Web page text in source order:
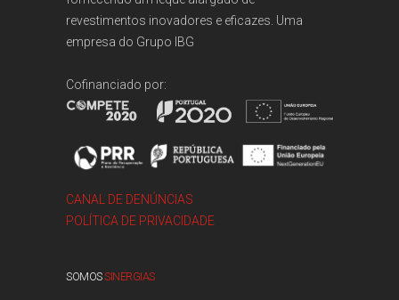
revestimentos inovadores e eficazes. Uma
empresa do Grupo IBG
Cofinanciado por:
CANAL DE DENÚNCIAS
POLÍTICA DE PRIVACIDADE
SOMOSSINERGIAS